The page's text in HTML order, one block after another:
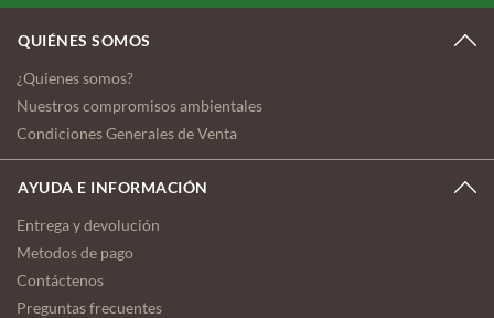
QUIÉNES SOMOS
¿Quienes somos?
Nuestros compromisos ambientales
Condiciones Generales de Venta
AYUDA E INFORMACIÓN
Entrega y devolución
Metodos de pago
Contáctenos
Preguntas frecuentes